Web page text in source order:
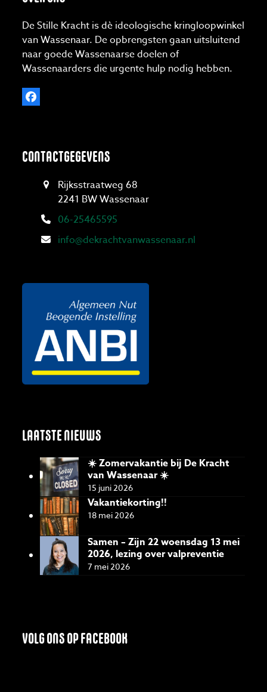
De Stille Kracht is dè ideologische kringloopwinkel
van Wassenaar. De opbrengsten gaan uitsluitend
naar goede Wassenaarse doelen of
Wassenaarders die urgente hulp nodig hebben.
Facebook
CONTACTGEGEVENS
Rijksstraatweg 68
2241 BW Wassenaar
06-25465595
info@dekrachtvanwassenaar.nl
LAATSTE NIEUWS
☀️ Zomervakantie bij De Kracht
van Wassenaar ☀️
15 juni 2026
Vakantiekorting!!
18 mei 2026
Samen – Zijn 22 woensdag 13 mei
2026, lezing over valpreventie
7 mei 2026
VOLG ONS OP FACEBOOK